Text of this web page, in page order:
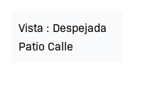
Vista
Despejada
Patio Calle